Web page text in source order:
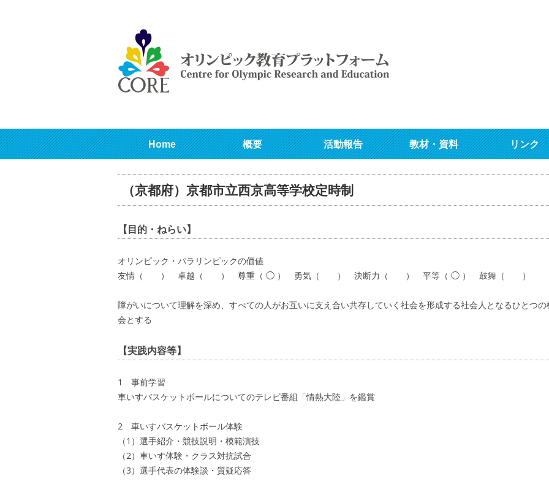
Home 概要 活動報告 教材・資料 リンク
（京都府）京都市立西京高等学校定時制
【目的・ねらい】
オリンピック・パラリンピックの価値
友情（ ） 卓越（ ） 尊重（ ◯ ） 勇気（ ） 決断力（ ） 平等（ ◯ ） 鼓舞（ ）
障がいについて理解を深め、すべての人がお互いに支え合い共存していく社会を形成する社会人となるひとつの
会とする
【実践内容等】
1 事前学習
車いすバスケットボールについてのテレビ番組「情熱大陸」を鑑賞
2 車いすバスケットボール体験
（1）選手紹介・競技説明・模範演技
（2）車いす体験・クラス対抗試合
（3）選手代表の体験談・質疑応答